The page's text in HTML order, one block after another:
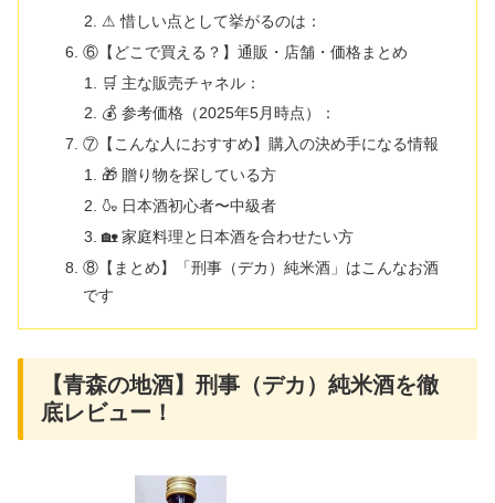
⚠ 惜しい点として挙がるのは：
⑥【どこで買える？】通販・店舗・価格まとめ
🛒 主な販売チャネル：
💰 参考価格（2025年5月時点）：
⑦【こんな人におすすめ】購入の決め手になる情報
🎁 贈り物を探している方
🍶 日本酒初心者〜中級者
🏡 家庭料理と日本酒を合わせたい方
⑧【まとめ】「刑事（デカ）純米酒」はこんなお酒
です
【青森の地酒】刑事（デカ）純米酒を徹
底レビュー！